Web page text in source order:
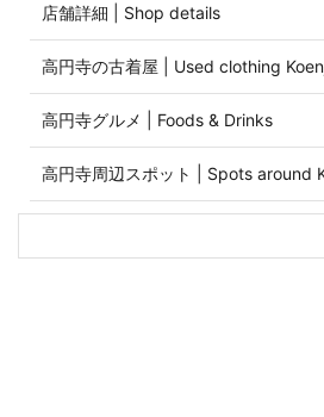
店舗詳細 | Shop details
高円寺の古着屋 | Used clothing
高円寺グルメ | Foods & Drinks
高円寺周辺スポット | Spots around